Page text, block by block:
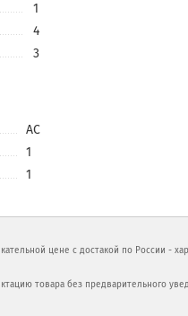
1
4
3
AC
1
1
цене с достакой по России -
товара без предварительного